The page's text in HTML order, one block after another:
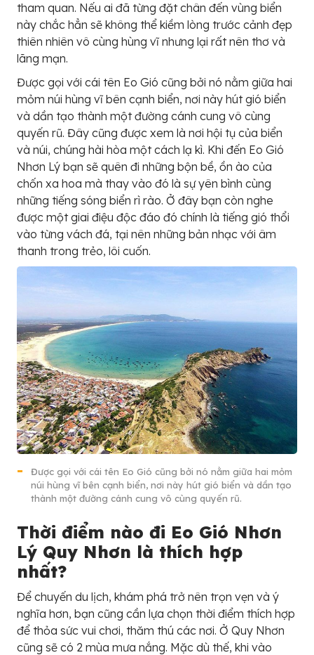
tham quan. Nếu ai đã từng đặt chân đến vùng biển
này chắc hẳn sẽ không thể kiềm lòng trước cảnh đẹp
thiên nhiên vô cùng hùng vĩ nhưng lại rất nên thơ và
lãng mạn.
Được gọi với cái tên Eo Gió cũng bởi nó nằm giữa hai
mỏm núi hùng vĩ bên cạnh biển, nơi này hút gió biển
và dần tạo thành một đường cánh cung vô cùng
quyến rũ. Đây cũng được xem là nơi hội tụ của biển
và núi, chúng hài hòa một cách lạ kì. Khi đến Eo Gió
Nhơn Lý bạn sẽ quên đi những bộn bề, ồn ào của
chốn xa hoa mà thay vào đó là sự yên bình cùng
những tiếng sóng biển rì rào. Ở đây bạn còn nghe
được một giai điệu độc đáo đó chính là tiếng gió thổi
vào từng vách đá, tại nên những bản nhạc với âm
thanh trong trẻo, lôi cuốn.
Được gọi với cái tên Eo Gió cũng bởi nó nằm giữa hai mỏm
núi hùng vĩ bên cạnh biển, nơi này hút gió biển và dần tạo
thành một đường cánh cung vô cùng quyến rũ.
Thời điểm nào đi Eo Gió Nhơn
Lý Quy Nhơn là thích hợp
nhất?
Để chuyến du lịch, khám phá trở nên trọn vẹn và ý
nghĩa hơn, bạn cũng cần lựa chọn thời điểm thích hợp
để thỏa sức vui chơi, thăm thú các nơi. Ở Quy Nhơn
cũng sẽ có 2 mùa mưa nắng. Mặc dù thế, khi vào